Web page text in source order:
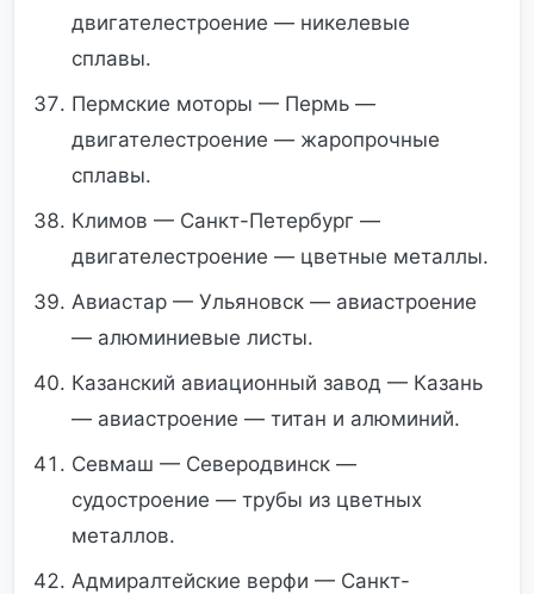
двигателестроение — никелевые
сплавы.
Пермские моторы — Пермь —
двигателестроение — жаропрочные
сплавы.
Климов — Санкт-Петербург —
двигателестроение — цветные металлы.
Авиастар — Ульяновск — авиастроение
— алюминиевые листы.
Казанский авиационный завод — Казань
— авиастроение — титан и алюминий.
Севмаш — Северодвинск —
судостроение — трубы из цветных
металлов.
Адмиралтейские верфи — Санкт-